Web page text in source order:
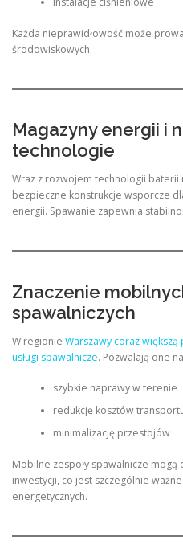
Każda nieprawidłowość może
środowiskowych.
Magazyny energii i
technologie
Wraz z rozwojem technologii
bezpieczne konstrukcje wsporcze
energii. Spawanie zapewnia
Znaczenie
spawalniczych
W regionie Warszawy coraz
usługi spawalnicze. Pozwalają one
szybkie naprawy w terenie
redukcję kosztów
minimalizację przestojów
Mobilne zespoły spawalnicze mogą
inwestycji, co jest szczególnie
energetycznych.